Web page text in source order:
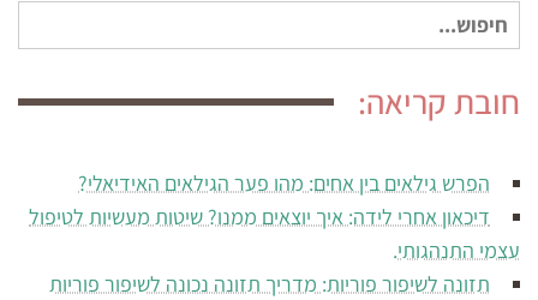
חיפוש
עבור:
חובת קריאה:
הפרש גילאים בין אחים: מהו פער הגילאים האידיאלי?
דיכאון אחרי לידה: איך יוצאים ממנו? שיטות מעשיות לטיפול
עצמי התנהגותי.
תזונה לשיפור פוריות: מדריך תזונה נכונה לשיפור פוריות